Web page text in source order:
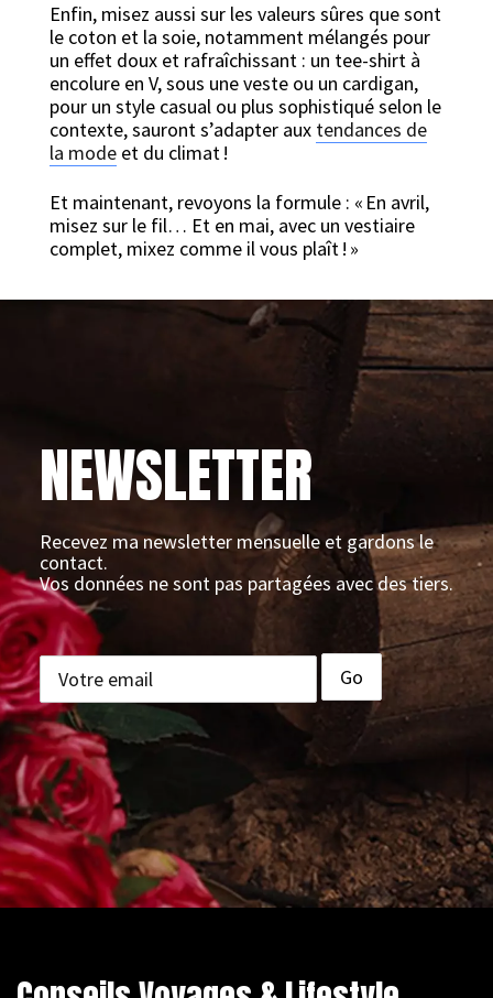
Enfin, misez aussi sur les valeurs sûres que sont
le coton et la soie, notamment mélangés pour
un effet doux et rafraîchissant : un tee-shirt à
encolure en V, sous une veste ou un cardigan,
pour un style casual ou plus sophistiqué selon le
contexte, sauront s’adapter aux tendances de
la modeet du climat !
Et maintenant, revoyons la formule : « En avril,
misez sur le fil… Et en mai, avec un vestiaire
complet, mixez comme il vous plaît ! »
NEWSLETTER
Recevez ma newsletter mensuelle et gardons le
contact.
Vos données ne sont pas partagées avec des tiers.